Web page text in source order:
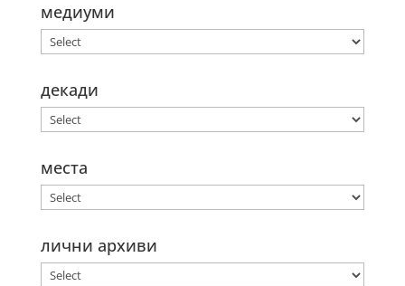
медиуми
декади
места
лични архиви